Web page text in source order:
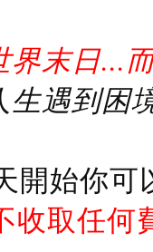
界末日...
遇到困
開始你
收取任何